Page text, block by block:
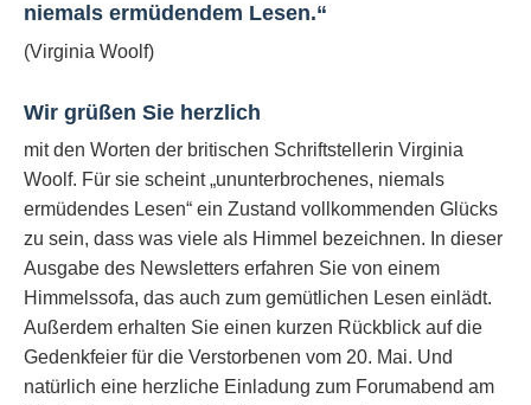
niemals ermüdendem Lesen.“
(Virginia Woolf)
Wir grüßen Sie herzlich
mit den Worten der britischen Schriftstellerin Virginia
Woolf. Für sie scheint „ununterbrochenes, niemals
ermüdendes Lesen“ ein Zustand vollkommenden Glücks
zu sein, dass was viele als Himmel bezeichnen. In dieser
Ausgabe des Newsletters erfahren Sie von einem
Himmelssofa, das auch zum gemütlichen Lesen einlädt.
Außerdem erhalten Sie einen kurzen Rückblick auf die
Gedenkfeier für die Verstorbenen vom 20. Mai. Und
natürlich eine herzliche Einladung zum Forumabend am